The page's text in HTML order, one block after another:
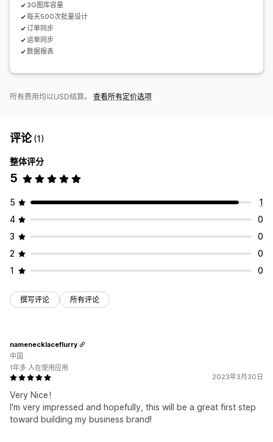
3G图库容量
每天500次批量设计
订单同步
运单同步
数据报表
所有费用均以USD结算。 查看所有定价选项
评论(1)
整体评分
5
5
1
4
0
3
0
2
0
1
0
撰写评论 所有评论
2023年3月30日
Very Nice！
I'm very impressed and hopefully, this will be a great first step
toward building my business brand!
namenecklaceflurry
中国
1年多 人在使用应用